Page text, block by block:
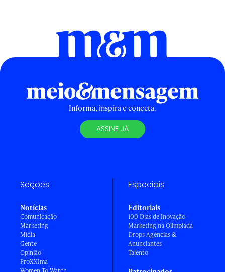
Informa, inspira e conecta.
ASSINE JÁ
Seções
Notícias
Comunicação
Marketing
Mídia
Gente
Opinião
ProXXIma
Especiais
Editoriais
100 Dias de Inovação
Marketing na Olimpíada
Drops Agências &
Anunciantes
Talento